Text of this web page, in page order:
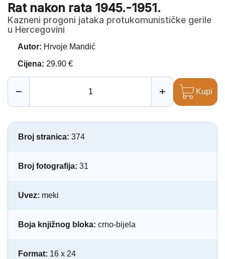
Rat nakon rata 1945.-1951.
Kazneni progoni jataka protukomunističke gerile
u Hercegovini
Autor: Hrvoje Mandić
Cijena: 29.90 €
− + Kupi
Broj stranica: 374
Broj fotografija: 31
Uvez: meki
Boja knjižnog bloka: crno-bijela
Format: 16 x 24